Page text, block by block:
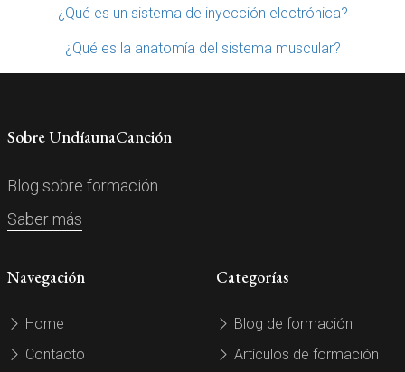
¿Qué es un sistema de inyección electrónica?
¿Qué es la anatomía del sistema muscular?
Sobre UndíaunaCanción
Blog sobre formación.
Saber más
Navegación
Home
Contacto
Categorías
Blog de formación
Artículos de formación